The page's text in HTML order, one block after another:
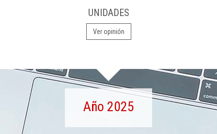
UNIDADES
Ver opinión
Año 2025